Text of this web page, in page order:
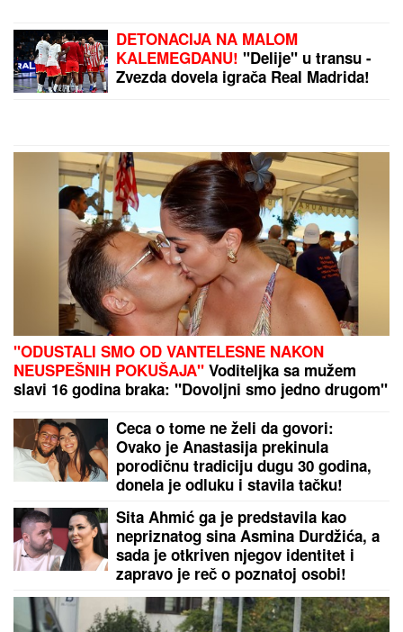
VERENICA DRAGANA STANKOVIĆA
POSTALA PREDMET PODSMEHA
dinara"
(PAPARACO) ĐINA DŽINOVIĆ U CRNOJ GORIEvo
kako izgleda bez filtera: U haljini do poda sa golim
leđima, mnogi je nisu prepoznali
DANAS SLAVIMO DVA VELIKA
SVETITELjA: Uradite ovo za zdravlje
i zaštitite svoj dom